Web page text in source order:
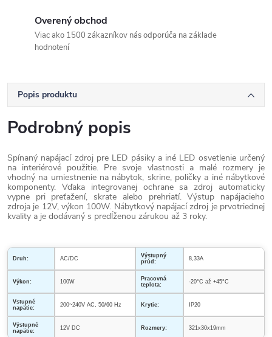
Overený obchod
Viac ako 1500 zákazníkov nás odporúča na základe
hodnotení
Popis produktu
Podrobný popis
Spínaný napájací zdroj pre LED pásiky a iné LED osvetlenie určený
na interiérové použitie. Pre svoje vlastnosti a malé rozmery je
vhodný na umiestnenie na nábytok, skrine, poličky a iné nábytkové
komponenty. Vďaka integrovanej ochrane sa zdroj automaticky
vypne pri preťažení, skrate alebo prehriatí.Výstup napájacieho
zdroja je 12V, výkon 100W. Nábytkový napájací zdroj je prvotriednej
kvality a je dodávaný s predĺženou zárukou až 3 roky.
Druh: AC/DC
Výstupný
prúd:
8,33A
Výkon: 100W
Pracovná
teplota:
-20°C až +45°C
Vstupné
napätie:
200~240V AC, 50/60 Hz Krytie: IP20
Výstupné
napätie:
12V DC Rozmery: 321x30x19mm